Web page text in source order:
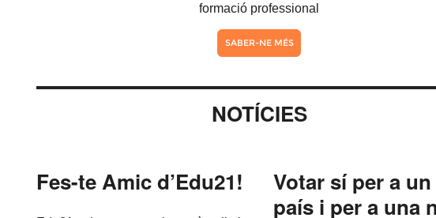
formació professional
SABER-NE MÉS
NOTÍCIES
Fes-te Amic d’Edu21!
Votar sí per a
país i per a una